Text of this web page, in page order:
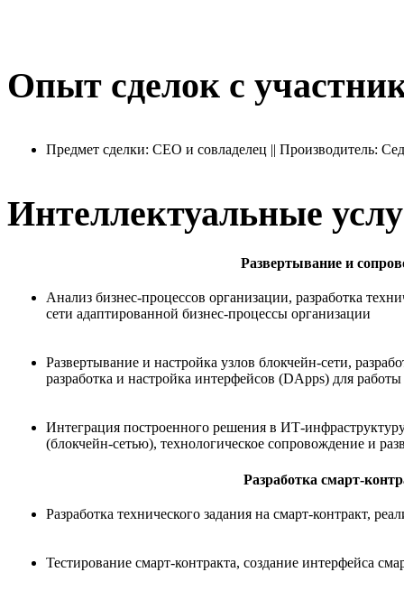
Опыт сделок с
Предмет сделки: CEO и совладелец || Производитель:
Интеллектуальные
Развертывание и
Анализ бизнес-процессов организации, разработка
сети адаптированной бизнес-процессы организации
Развертывание и настройка узлов блокчейн-сети,
разработка и настройка интерфейсов (DApps) для
Интеграция построенного решения в ИТ-
(блокчейн-сетью), технологическое сопровождение и
Разработка смарт-
Разработка технического задания на смарт-контракт,
Тестирование смарт-контракта, создание интерфейса